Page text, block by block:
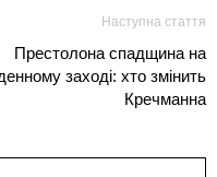
Наступна стаття
Престолона спадщина на
заході: хто змінить
Кречманна